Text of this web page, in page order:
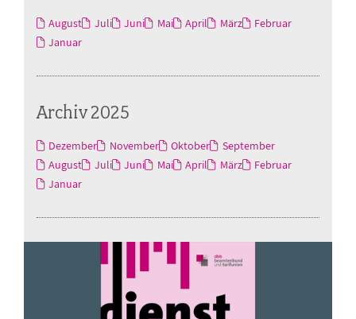
August Juli Juni Mai April März
Februar
Januar
Archiv 2025
Dezember November Oktober
September
August
Juli Juni Mai April März
Februar
Januar